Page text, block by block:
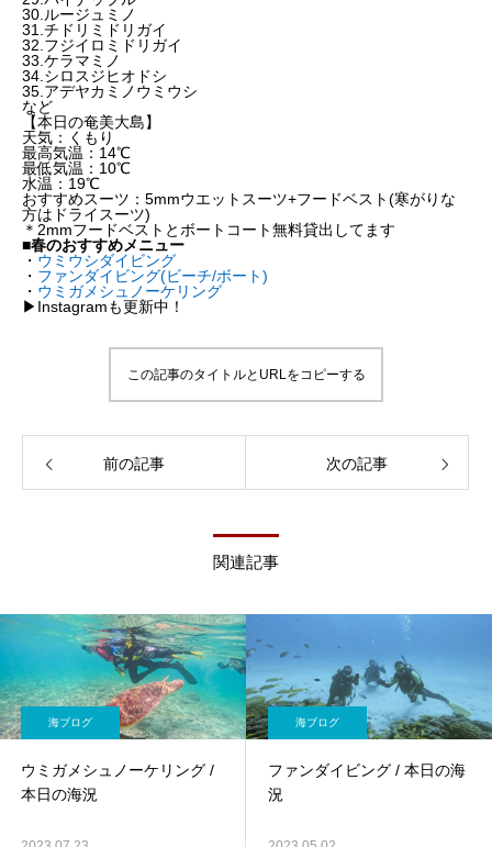
30.ルージュミノ
31.チドリミドリガイ
32.フジイロミドリガイ
33.ケラマミノ
34.シロスジヒオドシ
35.アデヤカミノウミウシ
など
【本日の奄美大島】
天気：くもり
最高気温：14℃
最低気温：10℃
水温：19℃
おすすめスーツ：5mmウエットスーツ+フードベスト(寒がりな
方はドライスーツ)
＊2mmフードベストとボートコート無料貸出してます
■春のおすすめメニュー
・ ウミウシダイビング
・ ファンダイビング(ビーチ/ボート)
・ ウミガメシュノーケリング
▶︎Instagramも更新中！
この記事のタイトルとURLをコピーする
前の記事 次の記事
関連記事
海ブログ
ウミガメシュノーケリング /
本日の海況
海ブログ
ファンダイビング / 本日の海
況